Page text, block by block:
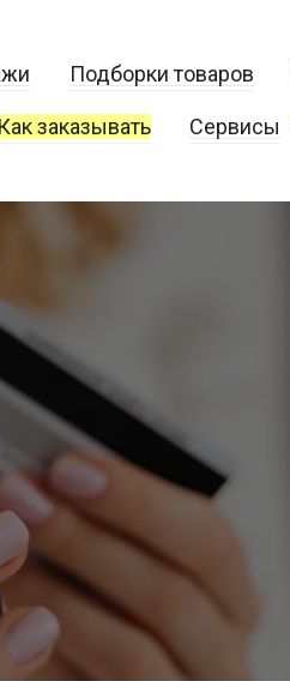
Подборки товаров
Как заказывать Сервисы